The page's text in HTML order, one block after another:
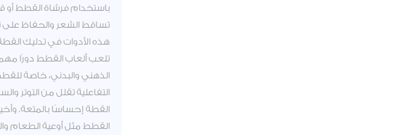
باستخدام فرشاة القطط أو
تساقط الشعر والحفاظ على
هذه الأدوات في تدليك
تلعب ألعاب القطط دورًا
الذهني والبدني، خاصة للقطط
التفاعلية تقلل من التوتر
القطة إحساسًا بالمتعة.
القطط مثل أوعية الطعام